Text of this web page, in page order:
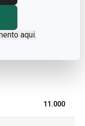
aqui.
11.000